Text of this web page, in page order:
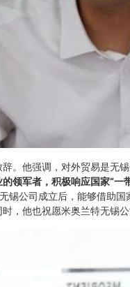
。他强调，对外贸易是无
领军者，积极响应国家“
锡公司成立后，能够借助
，他也祝愿米奥兰特无锡公